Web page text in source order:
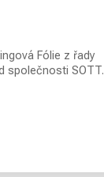
od společnosti SOTT.